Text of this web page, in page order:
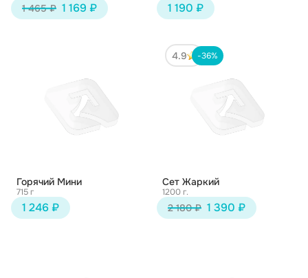
1 465 ₽ 1 169 ₽ 1 190 ₽
Горячий Мини
715 г
1 246 ₽
4.9 -36%
Сет Жаркий
1200 г.
2 180 ₽ 1 390 ₽